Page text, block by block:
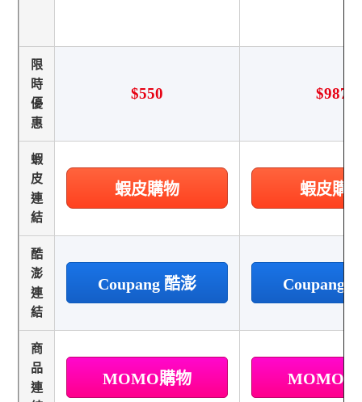
限
時
優
惠
$550 $987
蝦
皮
連
結
蝦皮購物 蝦皮購
酷
澎
連
結
Coupang 酷澎 Coupang
商
品
連
MOMO購物 MOMO